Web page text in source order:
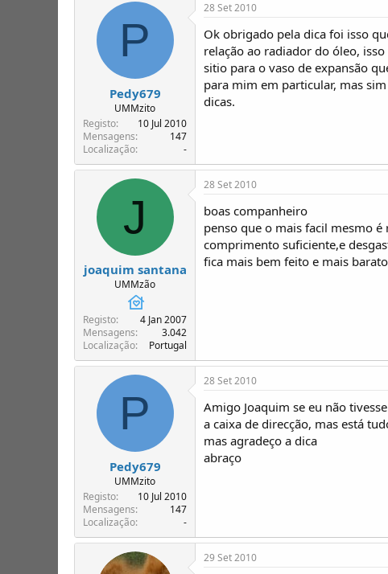
P
Pedy679
UMMzito
Registo
10 Jul 2010
Mensagens
147
Localização
-
28 Set 2010
Ok obrigado pela dica foi isso
relação ao radiador do óleo,
sitio para o vaso de expansão
para mim em particular, mas
dicas.
J
joaquim santana
UMMzão
Registo
4 Jan 2007
Mensagens
3.042
Localização
Portugal
28 Set 2010
boas companheiro
penso que o mais facil mesmo
comprimento suficiente,e
fica mais bem feito e mais
P
Pedy679
UMMzito
Registo
10 Jul 2010
Mensagens
147
Localização
-
28 Set 2010
Amigo Joaquim se eu não
a caixa de direcção, mas está
mas agradeço a dica
abraço
29 Set 2010